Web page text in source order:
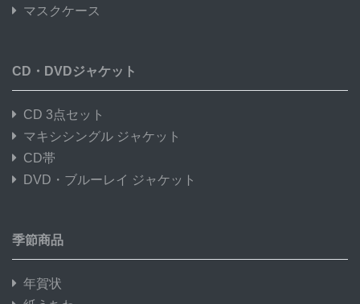
マスクケース
CD・DVDジャケット
CD 3点セット
マキシシングル ジャケット
CD帯
DVD・ブルーレイ ジャケット
季節商品
年賀状